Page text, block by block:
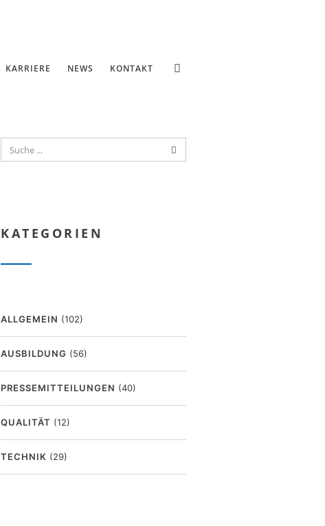
KARRIERE NEWS KONTAKT
KATEGORIEN
ALLGEMEIN (102)
AUSBILDUNG (56)
PRESSEMITTEILUNGEN (40)
QUALITÄT (12)
TECHNIK (29)